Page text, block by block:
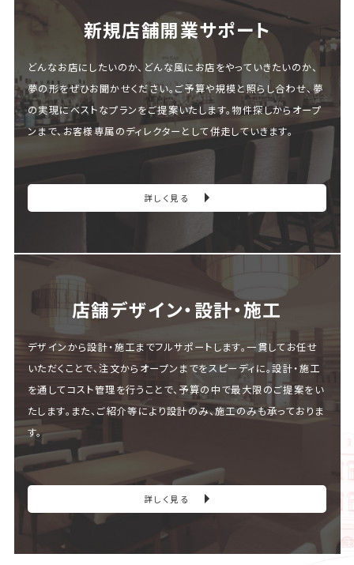
新規店舗開業サポート
どんなお店にしたいのか、どんな風にお店をやっていきたいのか、
夢の形をぜひお聞かせください。ご予算や規模と照らし合わせ、夢
の実現にベストなプランをご提案いたします。物件探しからオープ
ンまで、お客様専属のディレクターとして併走していきます。
詳しく見る
店舗デザイン・設計・施⼯
デザインから設計・施工までフルサポートします。一貫してお任せ
いただくことで、注文からオープンまでをスピーディに。設計・施工
を通してコスト管理を行うことで、予算の中で最大限のご提案をい
たします。また、ご紹介等により設計のみ、施工のみも承っておりま
す。
詳しく見る